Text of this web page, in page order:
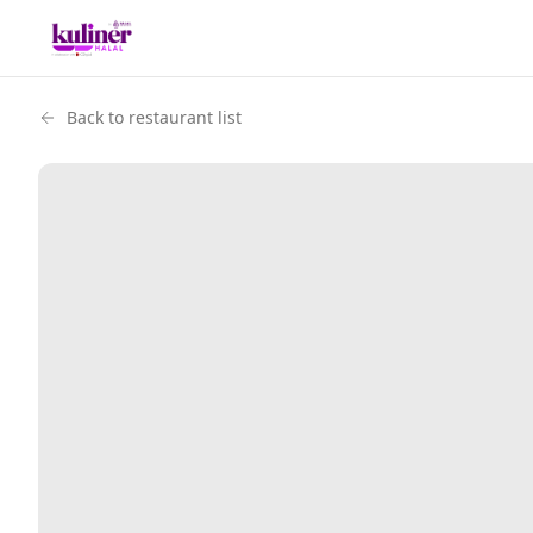
Back to restaurant list